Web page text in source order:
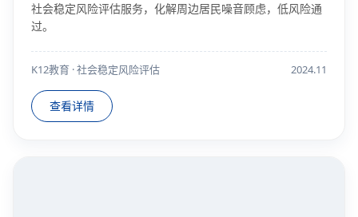
社会稳定风险评估服务，化解周边居民噪音顾虑，低风险通
过。
K12教育 · 社会稳定风险评估 2024.11
查看详情